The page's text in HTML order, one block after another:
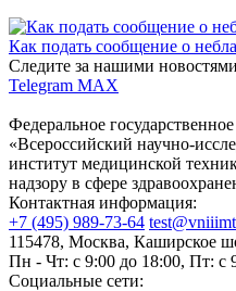
Как подать сообщение о
Следите за нашими
Telegram MAX
Федеральное
«Всероссийский научно-
институт медицинской
надзору в сфере
Контактная информация:
+7 (495) 989-73-64
115478, Москва, Каширское
Пн - Чт: с 9:00 до 18:00, Пт: с
Социальные сети: